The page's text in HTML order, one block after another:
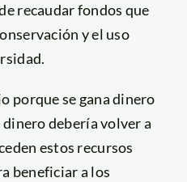
recaudar fondos que
y el uso
porque se gana dinero
dinero debería volver a
estos recursos
beneficiar a los